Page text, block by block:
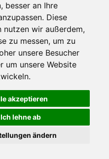
besser an Ihre
Diese
nutzen wir außerdem,
zu messen, um zu
unsere Besucher
um unsere Website
akzeptieren
Ich lehne ab
ändern
могли использовать весь функционал
узнать подробности и, при желании,
пользоваться сайтом, Вы
Партнерам
Инвесторам
Медиа
Facebook
Twitter
YouTube
Google+